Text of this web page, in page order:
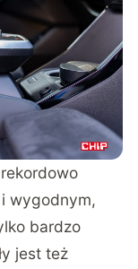
wygodnym,
bardzo
jest też